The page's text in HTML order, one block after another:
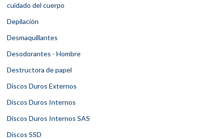
cuidado del cuerpo
Depilación
Desmaquillantes
Desodorantes - Hombre
Destructora de papel
Discos Duros Externos
Discos Duros Internos
Discos Duros Internos SAS
Discos SSD